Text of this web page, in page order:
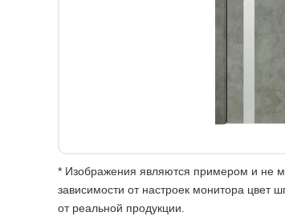
* Изображения являются примером и не
зависимости от настроек монитора цвет
от реальной продукции.